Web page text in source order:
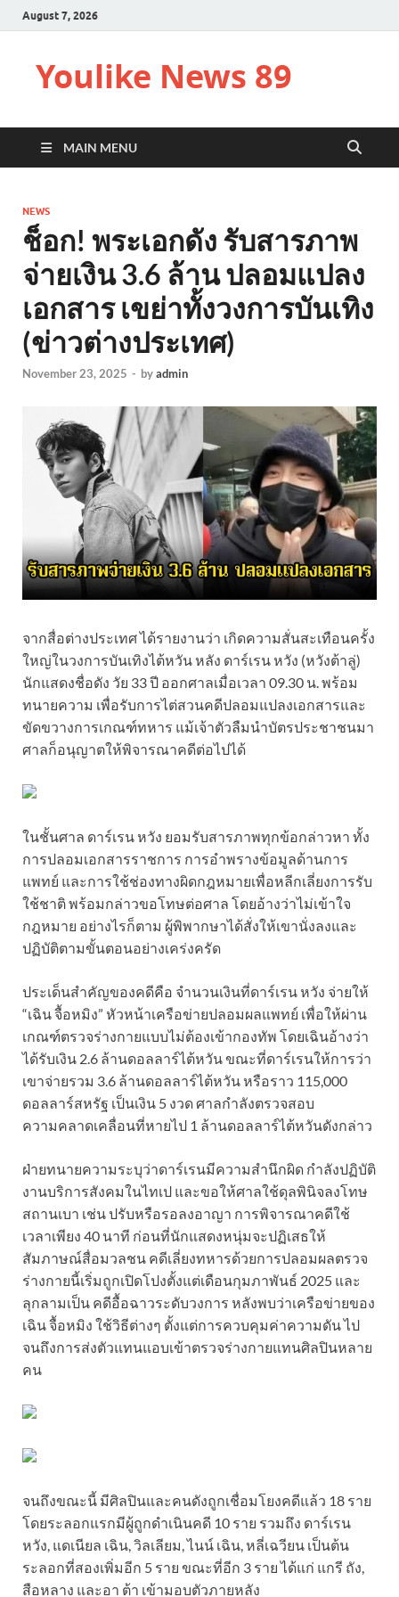
August 7, 2026
Youlike News 89
MAIN MENU
NEWS
ช็อก! พระเอกดัง รับสารภาพ
จ่ายเงิน 3.6 ล้าน ปลอมแปลง
เอกสาร เขย่าทั้งวงการบันเทิง
(ข่าวต่างประเทศ)
November 23, 2025 - byadmin
จากสื่อต่างประเทศ ได้รายงานว่า เกิดความสั่นสะเทือนครั้ง
ใหญ่ในวงการบันเทิงไต้หวัน หลัง ดาร์เรน หวัง (หวังต้าลู่)
นักแสดงชื่อดัง วัย 33 ปี ออกศาลเมื่อเวลา 09.30 น. พร้อม
ทนายความ เพื่อรับการไต่สวนคดีปลอมแปลงเอกสารและ
ขัดขวางการเกณฑ์ทหาร แม้เจ้าตัวลืมนำบัตรประชาชนมา
ศาลก็อนุญาตให้พิจารณาคดีต่อไปได้
ในชั้นศาล ดาร์เรน หวัง ยอมรับสารภาพทุกข้อกล่าวหา ทั้ง
การปลอมเอกสารราชการ การอำพรางข้อมูลด้านการ
แพทย์ และการใช้ช่องทางผิดกฎหมายเพื่อหลีกเลี่ยงการรับ
ใช้ชาติ พร้อมกล่าวขอโทษต่อศาล โดยอ้างว่าไม่เข้าใจ
กฎหมาย อย่างไรก็ตาม ผู้พิพากษาได้สั่งให้เขานั่งลงและ
ปฏิบัติตามขั้นตอนอย่างเคร่งครัด
ประเด็นสำคัญของคดีคือ จำนวนเงินที่ดาร์เรน หวัง จ่ายให้
“เฉิน จื้อหมิง” หัวหน้าเครือข่ายปลอมผลแพทย์ เพื่อให้ผ่าน
เกณฑ์ตรวจร่างกายแบบไม่ต้องเข้ากองทัพ โดยเฉินอ้างว่า
ได้รับเงิน 2.6 ล้านดอลลาร์ไต้หวัน ขณะที่ดาร์เรนให้การว่า
เขาจ่ายรวม 3.6 ล้านดอลลาร์ไต้หวัน หรือราว 115,000
ดอลลาร์สหรัฐ เป็นเงิน 5 งวด ศาลกำลังตรวจสอบ
ความคลาดเคลื่อนที่หายไป 1 ล้านดอลลาร์ไต้หวันดังกล่าว
ฝ่ายทนายความระบุว่าดาร์เรนมีความสำนึกผิด กำลังปฏิบัติ
งานบริการสังคมในไทเป และขอให้ศาลใช้ดุลพินิจลงโทษ
สถานเบา เช่น ปรับหรือรอลงอาญา การพิจารณาคดีใช้
เวลาเพียง 40 นาที ก่อนที่นักแสดงหนุ่มจะปฏิเสธให้
สัมภาษณ์สื่อมวลชน คดีเลี่ยงทหารด้วยการปลอมผลตรวจ
ร่างกายนี้เริ่มถูกเปิดโปงตั้งแต่เดือนกุมภาพันธ์ 2025 และ
ลุกลามเป็น คดีอื้อฉาวระดับวงการ หลังพบว่าเครือข่ายของ
เฉิน จื้อหมิง ใช้วิธีต่างๆ ตั้งแต่การควบคุมค่าความดัน ไป
จนถึงการส่งตัวแทนแอบเข้าตรวจร่างกายแทนศิลปินหลาย
คน
จนถึงขณะนี้ มีศิลปินและคนดังถูกเชื่อมโยงคดีแล้ว 18 ราย
โดยระลอกแรกมีผู้ถูกดำเนินคดี 10 ราย รวมถึง ดาร์เรน
หวัง, แดเนียล เฉิน, วิลเลียม, ไนน์ เฉิน, หลี่เฉวียน เป็นต้น
ระลอกที่สองเพิ่มอีก 5 ราย ขณะที่อีก 3 ราย ได้แก่ แกรี ถัง,
สือหลาง และอา ต้า เข้ามอบตัวภายหลัง